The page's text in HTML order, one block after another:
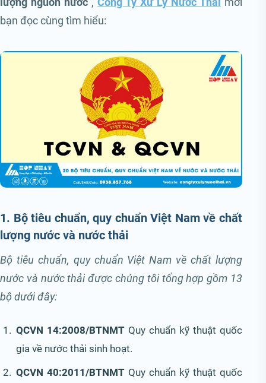
bạn đọc cùng tìm hiểu:
1. Bộ tiêu chuẩn, quy chuẩn Việt Nam về chất
lượng nước và nước thải
Bộ tiêu chuẩn, quy chuẩn Việt Nam về chất lượng
nước và nước thải được chúng tôi tổng hợp gồm 13
bộ dưới đây:
QCVN 14:2008/BTNMT Quy chuẩn kỹ thuật quốc
gia về nước thải sinh hoạt.
QCVN 40:2011/BTNMT Quy chuẩn kỹ thuật quốc